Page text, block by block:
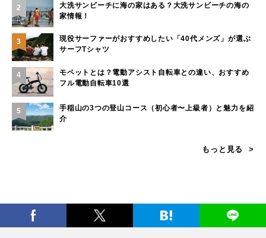
2
大洗サンビーチに海の家はある？大洗サンビーチの海の
家情報！
3
現役サーファーがおすすめしたい「40代メンズ」が選ぶ
サーフTシャツ
4
モペットとは？電動アシスト自転車との違い、おすすめ
フル電動自転車10選
5
手稲山の3つの登山コース（初心者〜上級者）と魅力を紹
介
もっと見る